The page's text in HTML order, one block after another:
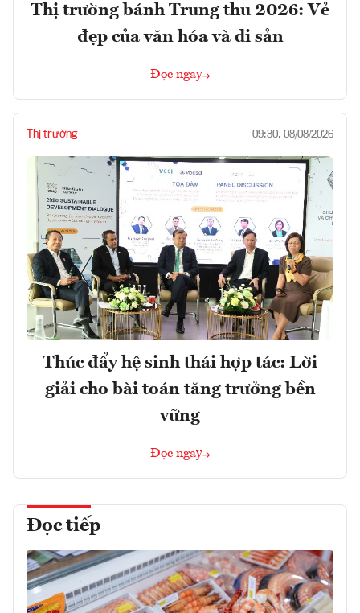
Thị trường bánh Trung thu 2026: Vẻ
đẹp của văn hóa và di sản
Đọc ngay
Thị trường 09:30, 08/08/2026
Thúc đẩy hệ sinh thái hợp tác: Lời
giải cho bài toán tăng trưởng bền
vững
Đọc ngay
Đọc tiếp